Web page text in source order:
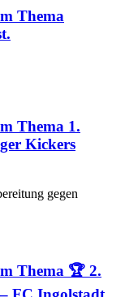
Thema
Thema 1.
Kickers
gegen
Thema 🏆 2.